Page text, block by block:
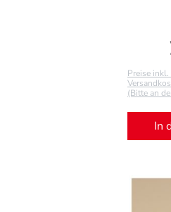
Preise
(Bitte an
In